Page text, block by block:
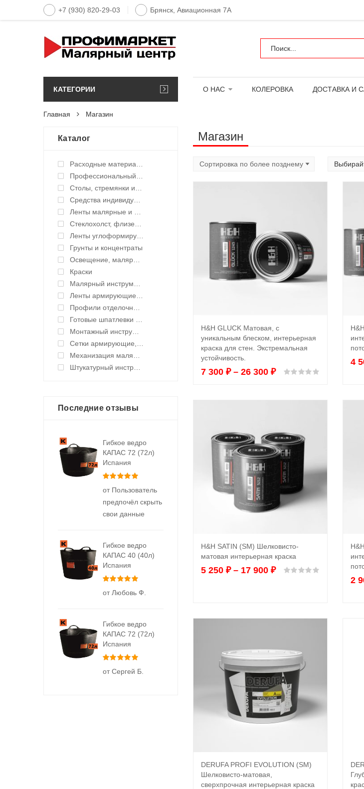
+7 (930) 820-29-03 Брянск, Авиационная 7А
КАТЕГОРИИ О НАС КОЛЕРОВКА ДОСТАВКА И
Главная Магазин
Магазин
Выбрать ...
H&H GLUCK Матовая, с
уникальным блеском, интерьерная
краска для стен. Экстремальная
устойчивость.
7 300 ₽– 26 300 ₽
4
Выбрать ...
H&H SATIN (SM) Шелковисто-
матовая интерьерная краска
5 250 ₽– 17 900 ₽ из
2
Выбрать ...
DERUFA PROFI EVOLUTION (SM)
Шелковисто-матовая,
сверхпрочная интерьерная краска
Каталог
Расходные материалы
Профессиональный инструмент и оборудование
Столы, стремянки и подмости
Средства индивидуальной защиты (СИЗ)
Ленты малярные и укрывные материалы
Стеклохолст, флизелин малярный
Ленты углоформирующие, углозащитные
Грунты и концентраты
Освещение, малярные светильники
Краски
Малярный инструмент ручной
Ленты армирующие для швов и стыков
Профили отделочные для ГКЛ
Готовые шпатлевки и клея
Монтажный инструмент
Сетки армирующие, ленты уплотнительные
Механизация малярных работ
Штукатурный инструмент
Последние отзывы
Гибкое ведро
КАПАС 72 (72л)
Испания
от Пользователь
предпочёл скрыть
свои данные
Гибкое ведро
КАПАС 40 (40л)
Испания
от Любовь Ф.
Гибкое ведро
КАПАС 72 (72л)
Испания
от Сергей Б.